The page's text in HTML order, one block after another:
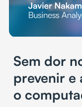
Sem dor
prevenir e
o